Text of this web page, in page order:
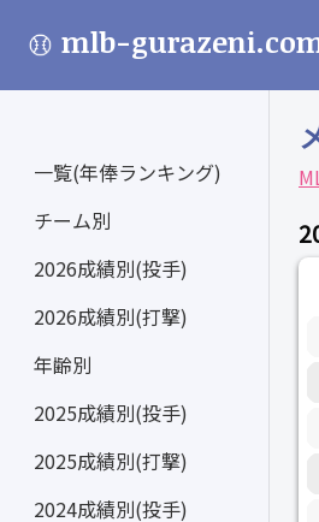
mlb-
一覧(年俸ランキング)
チーム別
2026成績別(投手)
2026成績別(打撃)
年齢別
2025成績別(投手)
2025成績別(打撃)
2024成績別(投手)